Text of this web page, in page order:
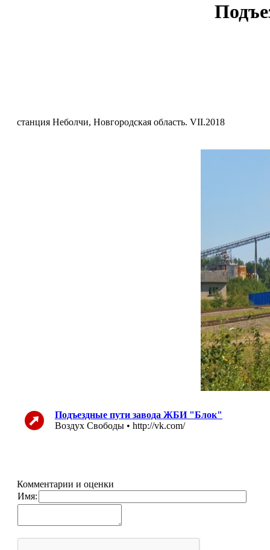
станция Неболчи, Новгородская область. VII.2018
Подъездные пути завода ЖБИ "Блок"
Воздух Свободы • http://vk.com/
Комментарии и оценки
Имя: